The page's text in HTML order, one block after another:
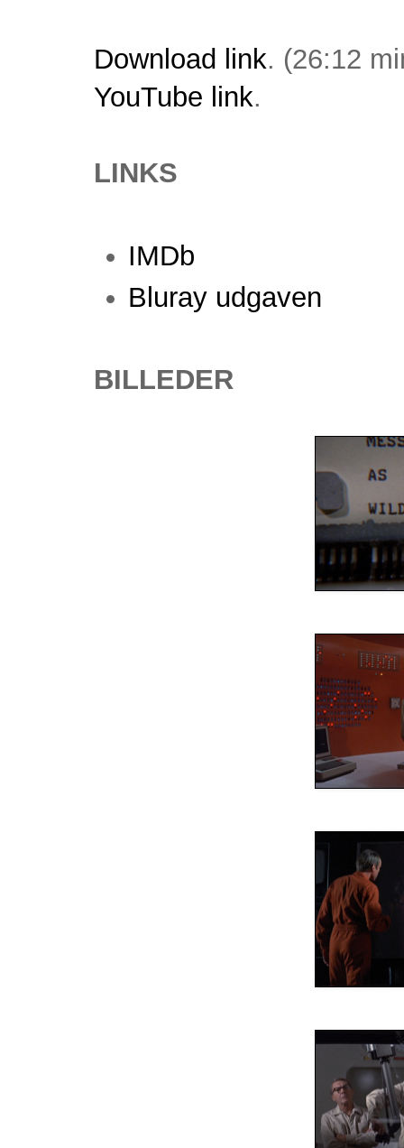
Download link. (26:12
YouTube link.
LINKS
IMDb
Bluray udgaven
BILLEDER